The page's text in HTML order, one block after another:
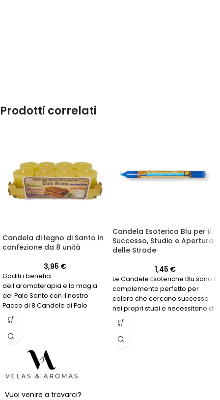
Prodotti correlati
Candela di legno di Santo in
confezione da 8 unità
3,95 €
Goditi i benefici
dell'aromaterapia e la magia
del Palo Santo con il nostro
Pacco di 8 Candele di Palo
Santo. Acquista ora!
Candela Esoterica Blu per il
Successo, Studio e Apertura
delle Strade
1,45 €
Le Candele Esoteriche Blu sono il
complemento perfetto per
coloro che cercano successo
nei propri studi o necessitano di
una via d'apertura per
raggiungere i propri obiettivi. Il
loro colore simboleggia la
Vuoi venire a trovarci?